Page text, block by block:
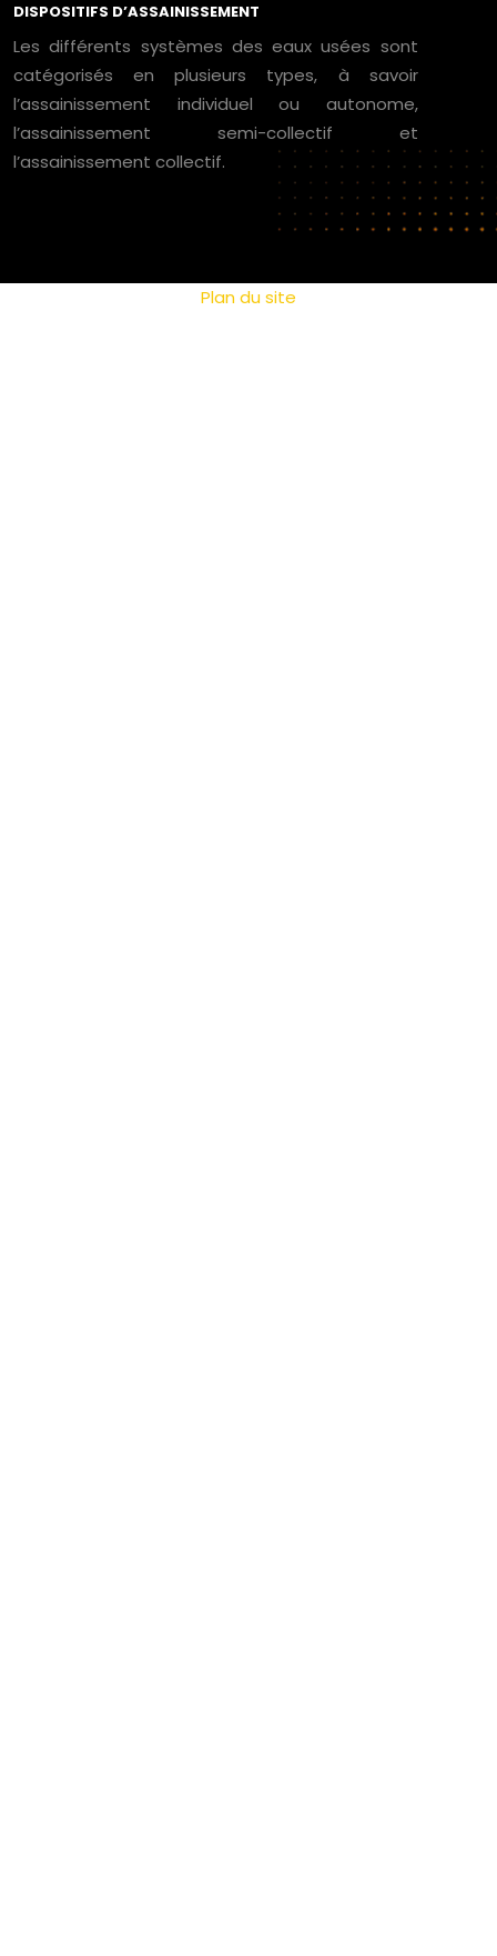
DISPOSITIFS D’ASSAINISSEMENT
Les différents systèmes des eaux usées sont
catégorisés en plusieurs types, à savoir
l’assainissement individuel ou autonome,
l’assainissement semi-collectif et
l’assainissement collectif.
Plan du site